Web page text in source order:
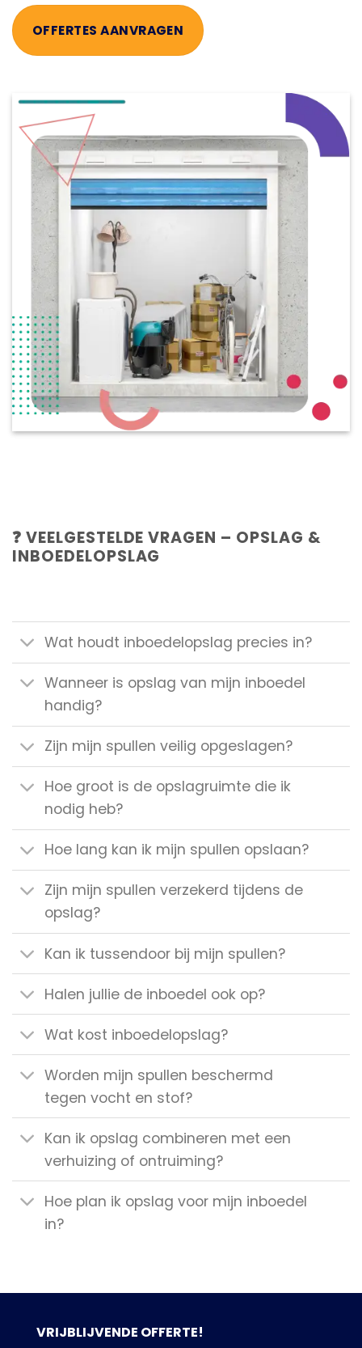
OFFERTES AANVRAGEN
❓ VEELGESTELDE VRAGEN – OPSLAG &
INBOEDELOPSLAG
Wat houdt inboedelopslag precies in?
Wanneer is opslag van mijn inboedel
handig?
Zijn mijn spullen veilig opgeslagen?
Hoe groot is de opslagruimte die ik
nodig heb?
Hoe lang kan ik mijn spullen opslaan?
Zijn mijn spullen verzekerd tijdens de
opslag?
Kan ik tussendoor bij mijn spullen?
Halen jullie de inboedel ook op?
Wat kost inboedelopslag?
Worden mijn spullen beschermd
tegen vocht en stof?
Kan ik opslag combineren met een
verhuizing of ontruiming?
Hoe plan ik opslag voor mijn inboedel
in?
VRIJBLIJVENDE OFFERTE!